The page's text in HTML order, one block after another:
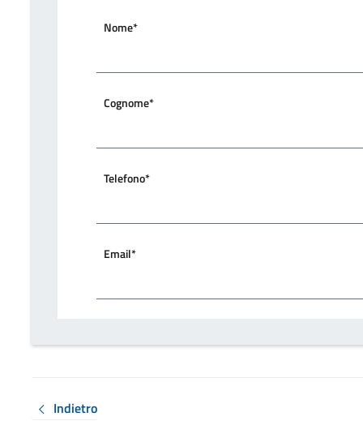
Nome*
Cognome*
Telefono*
Email*
Indietro